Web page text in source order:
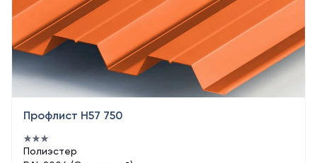
Профлист Н57 750
Полиэстер